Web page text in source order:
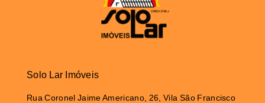
Solo Lar Imóveis
Rua Coronel Jaime Americano, 26, Vila São Francisco